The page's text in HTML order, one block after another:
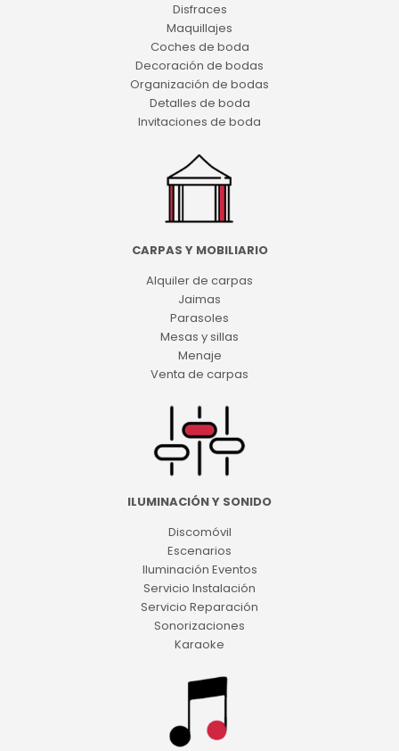
Disfraces
Maquillajes
Coches de boda
Decoración de bodas
Organización de bodas
Detalles de boda
Invitaciones de boda
CARPAS Y MOBILIARIO
Alquiler de carpas
Jaimas
Parasoles
Mesas y sillas
Menaje
Venta de carpas
ILUMINACIÓN Y SONIDO
Discomóvil
Escenarios
Iluminación Eventos
Servicio Instalación
Servicio Reparación
Sonorizaciones
Karaoke